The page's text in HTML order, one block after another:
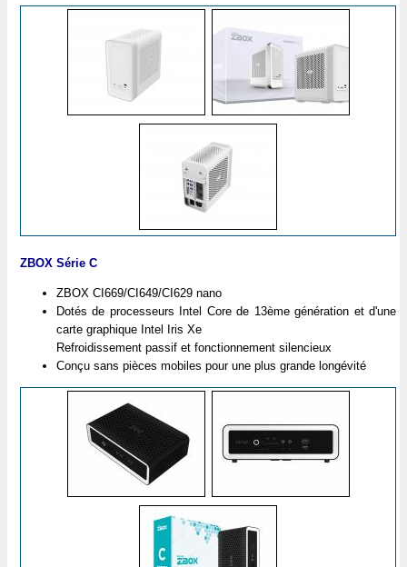
ZBOX Série C
ZBOX CI669/CI649/CI629 nano
Dotés de processeurs Intel Core de 13ème génération et d'une
carte graphique Intel Iris Xe
Refroidissement passif et fonctionnement silencieux
Conçu sans pièces mobiles pour une plus grande longévité